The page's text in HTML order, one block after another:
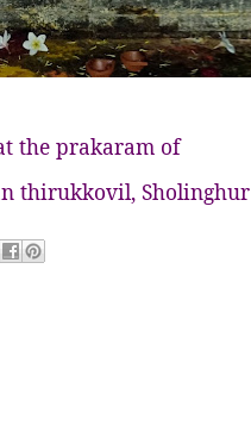
the prakaram of
thirukkovil, Sholinghur